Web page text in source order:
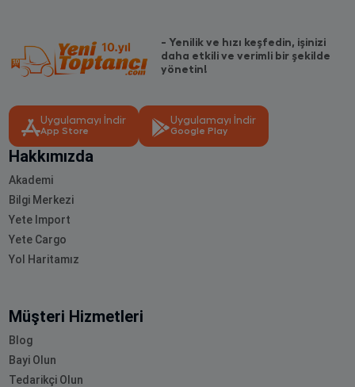
- Yenilik ve hızı keşfedin, işinizi
daha etkili ve verimli bir şekilde
yönetin!
Uygulamayı İndir
App Store
Uygulamayı İndir
Google Play
Hakkımızda
Akademi
Bilgi Merkezi
Yete Import
Yete Cargo
Yol Haritamız
Müşteri Hizmetleri
Blog
Bayi Olun
Tedarikçi Olun